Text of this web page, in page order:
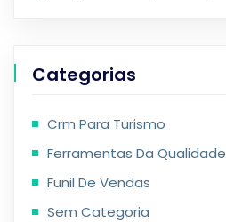
Categorias
Crm Para Turismo
Ferramentas Da Qualidade
Funil De Vendas
Sem Categoria